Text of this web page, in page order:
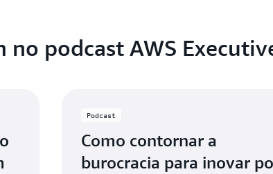
no podcast AWS
Podcast
Como contornar a
burocracia para inovar